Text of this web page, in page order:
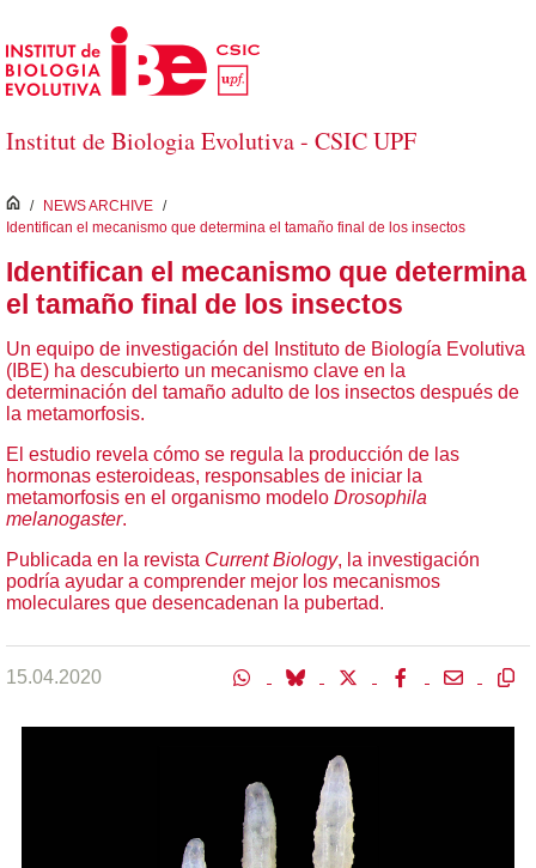
Saltar al contenido principal
Institut de Biologia Evolutiva - CSIC UPF
inici
/ NEWS ARCHIVE /
Identifican el mecanismo que determina el tamaño final de los insectos
Identifican el mecanismo que determina
el tamaño final de los insectos
Un equipo de investigación del Instituto de Biología Evolutiva
(IBE) ha descubierto un mecanismo clave en la
determinación del tamaño adulto de los insectos después de
la metamorfosis.
El estudio revela cómo se regula la producción de las
hormonas esteroideas, responsables de iniciar la
metamorfosis en el organismo modelo Drosophila
melanogaster.
Publicada en la revista Current Biology, la investigación
podría ayudar a comprender mejor los mecanismos
moleculares que desencadenan la pubertad.
15.04.2020